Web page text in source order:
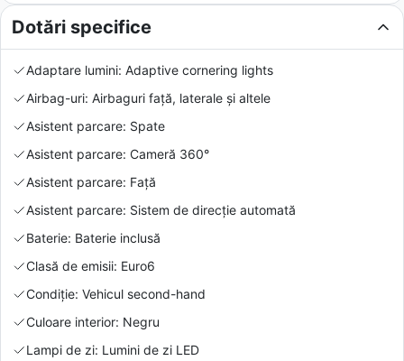
Dotări specifice
Adaptare lumini: Adaptive cornering lights
Airbag-uri: Airbaguri față, laterale și altele
Asistent parcare: Spate
Asistent parcare: Cameră 360°
Asistent parcare: Față
Asistent parcare: Sistem de direcție automată
Baterie: Baterie inclusă
Clasă de emisii: Euro6
Condiție: Vehicul second-hand
Culoare interior: Negru
Lampi de zi: Lumini de zi LED